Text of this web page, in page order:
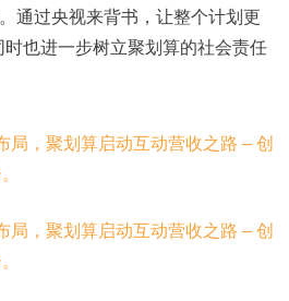
通过央视来背书，让整个计划更
也进一步树立聚划算的社会责任